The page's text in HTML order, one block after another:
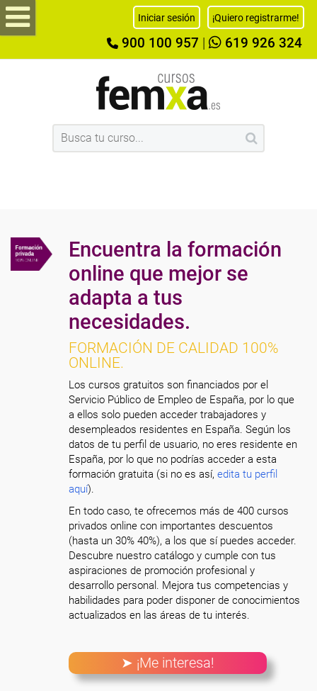
Iniciar sesión ¡Quiero registrarme!
900 100 957 619 926 324
Encuentra la formación
online que mejor se
adapta a tus
necesidades.
FORMACIÓN DE CALIDAD 100%
ONLINE.
Los cursos gratuitos son financiados por el
Servicio Público de Empleo de España, por lo que
a ellos solo pueden acceder trabajadores y
desempleados residentes en España. Según los
datos de tu perfil de usuario, no eres residente en
España, por lo que no podrías acceder a esta
formación gratuita (si no es así,edita tu perfil
aquí).
En todo caso, te ofrecemos más de 400 cursos
privados online con importantes descuentos
(hasta un 30% 40%), a los que sí puedes acceder.
Descubre nuestro catálogo y cumple con tus
aspiraciones de promoción profesional y
desarrollo personal. Mejora tus competencias y
habilidades para poder disponer de conocimientos
actualizados en las áreas de tu interés.
➤ ¡Me interesa!